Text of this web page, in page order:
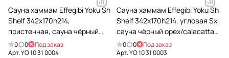
Сауна хаммам Effegibi Yoku Sh
Shelf 342x170h214,
пристенная, сауна чёрный
орех/calacatta gold extra YO 10
31 0004
0 0
Под заказ
Арт.YO 10 31 0004
Сауна хаммам Effegibi Yoku Sh
Shelf 342x170h214, угловая Sx,
сауна чёрный орех/calacatta
gold extra YO 10 31 0003
0 0
Под заказ
Арт.YO 10 31 0003